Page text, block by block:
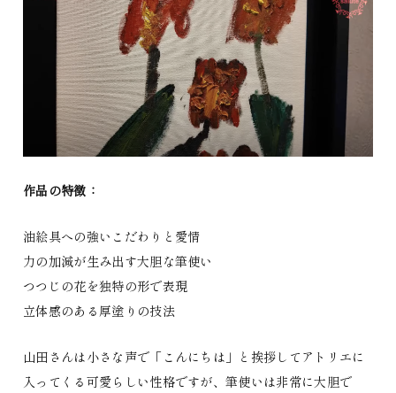
作品の特徴：
油絵具への強いこだわりと愛情
力の加減が生み出す大胆な筆使い
つつじの花を独特の形で表現
立体感のある厚塗りの技法
山田さんは小さな声で「こんにちは」と挨拶してアトリエに
入ってくる可愛らしい性格ですが、筆使いは非常に大胆で